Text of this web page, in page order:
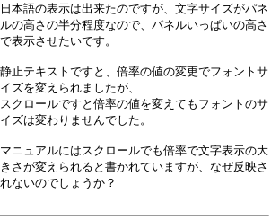
日本語の表示は出来たのですが、文字サイズがパネ
ルの高さの半分程度なので、パネルいっぱいの高さ
で表示させたいです。
静止テキストですと、倍率の値の変更でフォントサ
イズを変えられましたが、
スクロールですと倍率の値を変えてもフォントのサ
イズは変わりませんでした。
マニュアルにはスクロールでも倍率で文字表示の大
きさが変えられると書かれていますが、なぜ反映さ
れないのでしょうか？